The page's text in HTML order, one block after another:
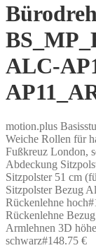
ALC-
motion.plus
Weiche Rollen für
Fußkreuz London,
Abdeckung
Sitzpolster 51 cm
Sitzpolster Bezug
Rückenlehne
Rückenlehne
Armlehnen 3D
schwarz#148.75 €